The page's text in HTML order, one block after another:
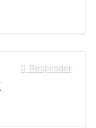
Responder